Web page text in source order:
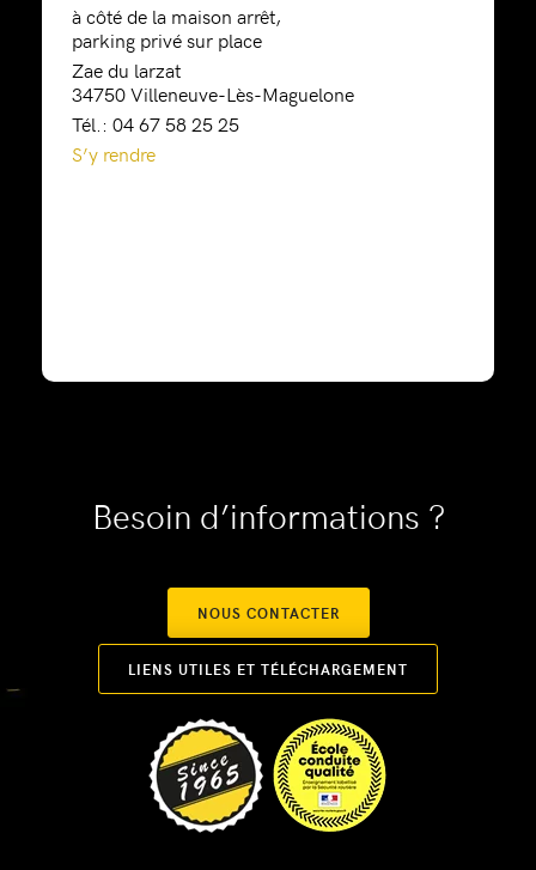
à côté de la maison arrêt,
parking privé sur place
Zae du larzat
34750 Villeneuve-Lès-Maguelone
Tél.: 04 67 58 25 25
S’y rendre
Besoin d’informations ?
NOUS CONTACTER
LIENS UTILES ET TÉLÉCHARGEMENT